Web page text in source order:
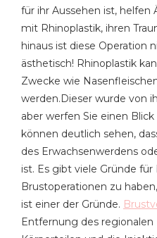
für ihr Aussehen ist,
mit Rhinoplastik, ihren
hinaus ist diese Operation
ästhetisch! Rhinoplastik
Zwecke wie
werden.Dieser wurde von
aber werfen Sie einen
können deutlich sehen,
des Erwachsenwerdens
ist. Es gibt viele Gründe für
Brustoperationen zu
ist einer der Gründe.
Entfernung des